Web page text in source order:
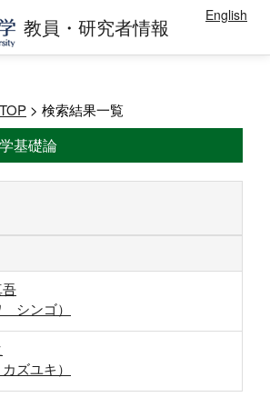
教員・研究者情報 English
> 検索結果一覧
基礎論
シンゴ）
ズユキ）